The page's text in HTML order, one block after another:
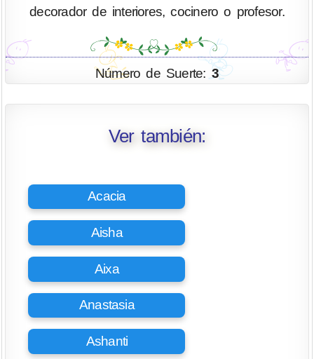
decorador de interiores, cocinero o profesor.
Número de Suerte:3
Ver también:
Acacia
Aisha
Aixa
Anastasia
Ashanti